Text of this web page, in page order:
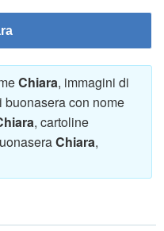
Chiara, immagini di
buonasera con nome
, cartoline
Chiara,